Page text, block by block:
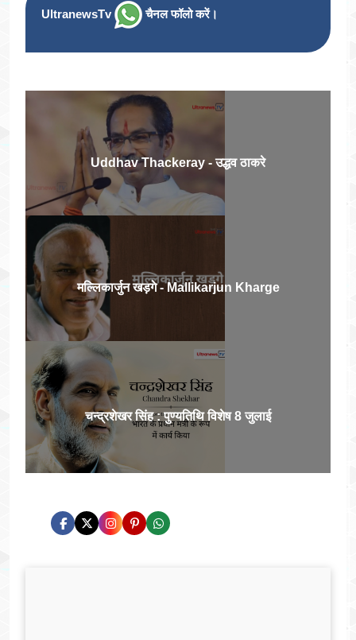
UltranewsTv चैनल फॉलो करें।
Uddhav Thackeray - उद्धव ठाकरे
मल्लिकार्जुन खड़गे - Mallikarjun Kharge
चन्द्रशेखर सिंह : पुण्यतिथि विशेष 8 जुलाई